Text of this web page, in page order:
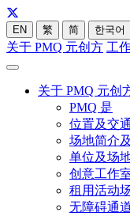
EN 繁 简 한국어
关于 PMQ 元创方 工
关于 PMQ 元创
PMQ 是
位置及交通
场地简介
单位及场
创意工作
租用活动
无障碍通